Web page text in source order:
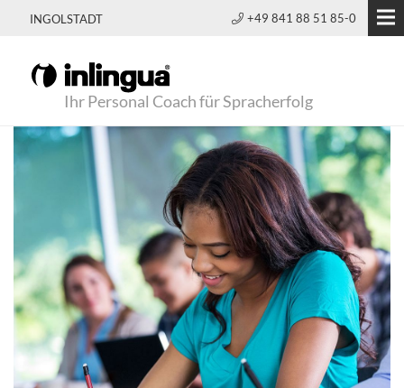
INGOLSTADT +49 841 88 51 85-0
Ihr Personal Coach für Spracherfolg